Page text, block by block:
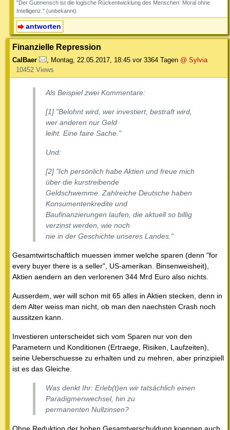
"Der Gutmensch ist die logische Rückentwicklung des Menschen: Moral ohne
Intelligenz." (unbekannt)
antworten
Finanzielle Repression
CalBaer Montag, 22.05.2017, 18:45 vor 3364 Tagen @ Sylvia
10452 Views
Als Beispiel zwei Kommentare:
[1] "Belohnt wird, wer investiert, bestraft wird,
wer anderen nur Geld
leiht. Eine faire Sache."
Und:
[2] "Ich persönlich habe Aktien und freue mich
über die kurstreibende
Geldschwemme. Zahlreiche Deutsche haben
Konsumentenkredite und
Baufinanzierungen laufen, die aktuell so billig
verzinst werden, wie noch
nie in der Geschichte unseres Landes."
Gesamtwirtschaftlich muessen immer welche sparen (denn "for
every buyer there is a seller", US-amerikan. Binsenweisheit),
Aktien aendern an den verlorenen 344 Mrd Euro also nichts.
Ausserdem, wer will schon mit 65 alles in Aktien stecken, denn in
dem Alter weiss man nicht, ob man den naechsten Crash noch
aussitzen kann.
Investieren unterscheidet sich vom Sparen nur von den
Parametern und Konditionen (Ertraege, Risiken, Laufzeiten),
seine Ueberschuesse zu erhalten und zu mehren, aber prinzipiell
ist es das Gleiche.
Was denkt Ihr: Erleb(t)en wir tatsächlich einen
Paradigmenwechsel, hin zu
permanenten Nullzinsen?
Ohne Reduktion der hohen Gesamtverschuldung koennen auch